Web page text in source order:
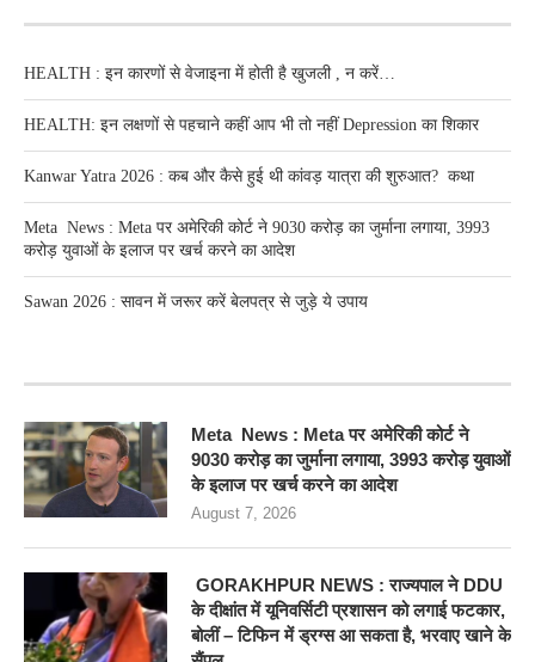
HEALTH : इन कारणों से वेजाइना में होती है खुजली , न करें…
HEALTH: इन लक्षणों से पहचाने कहीं आप भी तो नहीं Depression का शिकार
Kanwar Yatra 2026 : कब और कैसे हुई थी कांवड़ यात्रा की शुरुआत? कथा
Meta News : Meta पर अमेरिकी कोर्ट ने 9030 करोड़ का जुर्माना लगाया, 3993
करोड़ युवाओं के इलाज पर खर्च करने का आदेश
Sawan 2026 : सावन में जरूर करें बेलपत्र से जुड़े ये उपाय
Meta News : Meta पर अमेरिकी कोर्ट ने
9030 करोड़ का जुर्माना लगाया, 3993 करोड़ युवाओं
के इलाज पर खर्च करने का आदेश
August 7, 2026
GORAKHPUR NEWS : राज्यपाल ने DDU
के दीक्षांत में यूनिवर्सिटी प्रशासन को लगाई फटकार,
बोलीं – टिफिन में ड्रग्स आ सकता है, भरवाए खाने के